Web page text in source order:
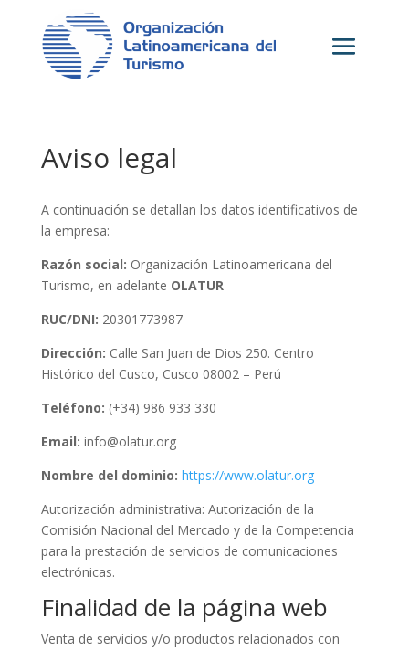
Aviso legal
A continuación se detallan los datos identificativos de
la empresa:
Razón social: Organización Latinoamericana del
Turismo, en adelante OLATUR
RUC/DNI: 20301773987
Dirección: Calle San Juan de Dios 250. Centro
Histórico del Cusco, Cusco 08002 – Perú
Teléfono: (+34) 986 933 330
Email: info@olatur.org
Nombre del dominio: https://www.olatur.org
Autorización administrativa: Autorización de la
Comisión Nacional del Mercado y de la Competencia
para la prestación de servicios de comunicaciones
electrónicas.
Finalidad de la página web
Venta de servicios y/o productos relacionados con